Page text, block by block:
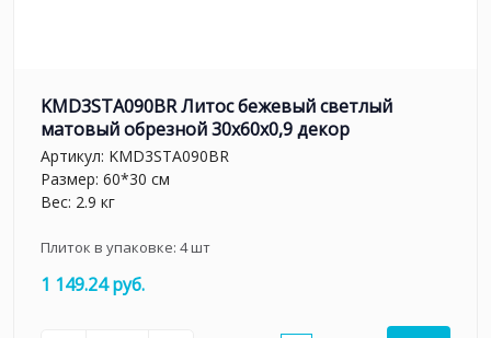
KMD3STA090BR Литос бежевый светлый
матовый обрезной 30x60x0,9 декор
Артикул: KMD3STA090BR
Размер: 60*30 см
Вес: 2.9 кг
Плиток в упаковке: 4шт
1 149.24 руб.